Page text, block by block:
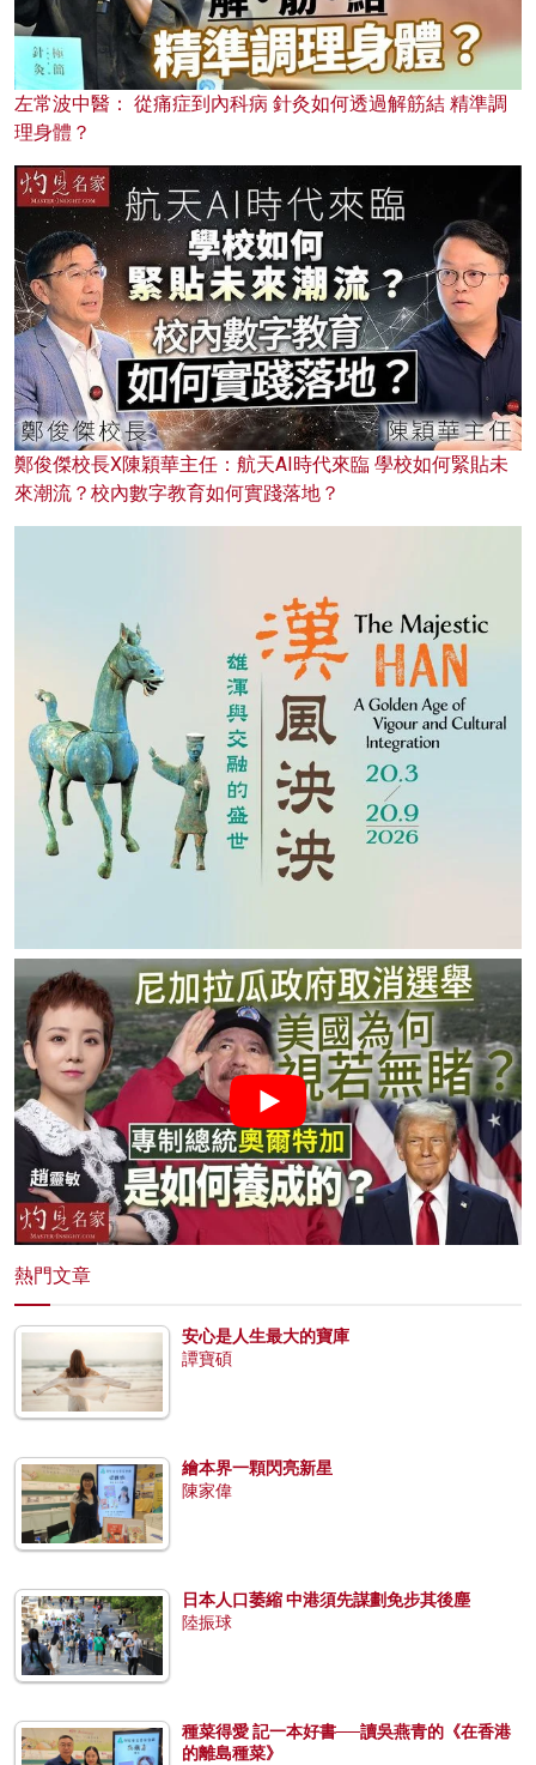
左常波中醫： 從痛症到內科病 針灸如何透過解筋結 精準調
理身體？
鄭俊傑校長X陳穎華主任：航天AI時代來臨 學校如何緊貼未
來潮流？校內數字教育如何實踐落地？
熱門文章
安心是人生最大的寶庫
譚寶碩
繪本界一顆閃亮新星
陳家偉
日本人口萎縮 中港須先謀劃免步其後塵
陸振球
種菜得愛 記一本好書──讀吳燕青的《在香港
的離島種菜》